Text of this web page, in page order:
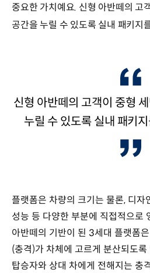
중요한 가치예요. 신형 아반떼의 고
공간을 누릴 수 있도록 실내 패키지
신형 아반떼의 고객이 중형
누릴 수 있도록 실내 패키
플랫폼은 차량의 크기는 물론, 디자
성능 등 다양한 부분에 직접적으로
아반떼의 기반이 된 3세대 플랫폼
(충격)가 차체에 고르게 분산되도록
탑승자와 상대 차에게 전해지는 충